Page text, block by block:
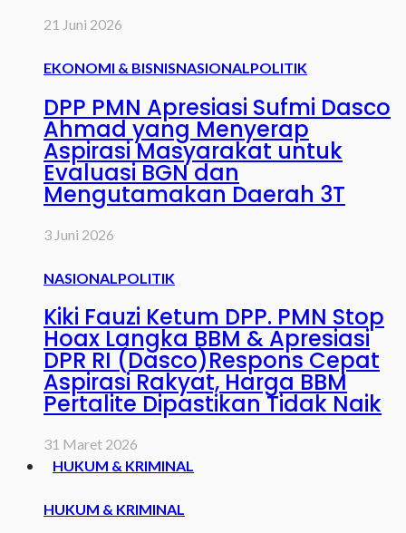
21 Juni 2026
EKONOMI & BISNISNASIONAL POLITIK
DPP PMN Apresiasi Sufmi Dasco
Ahmad yang Menyerap
Aspirasi Masyarakat untuk
Evaluasi BGN dan
Mengutamakan Daerah 3T
3 Juni 2026
NASIONAL POLITIK
Kiki Fauzi Ketum DPP. PMN Stop
Hoax Langka BBM & Apresiasi
DPR RI (Dasco)Respons Cepat
Aspirasi Rakyat, Harga BBM
Pertalite Dipastikan Tidak Naik
31 Maret 2026
HUKUM & KRIMINAL
HUKUM & KRIMINAL